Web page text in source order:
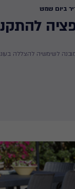
ביום שמש
לשימשיה להצללה